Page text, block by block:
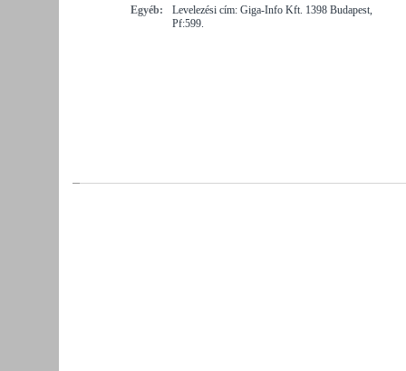
Egyéb:
Levelezési cím: Giga-Info Kft. 1398 Budapest,
Pf:599.